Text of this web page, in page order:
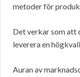
metoder för
Det verkar som att
leverera en
Auran av